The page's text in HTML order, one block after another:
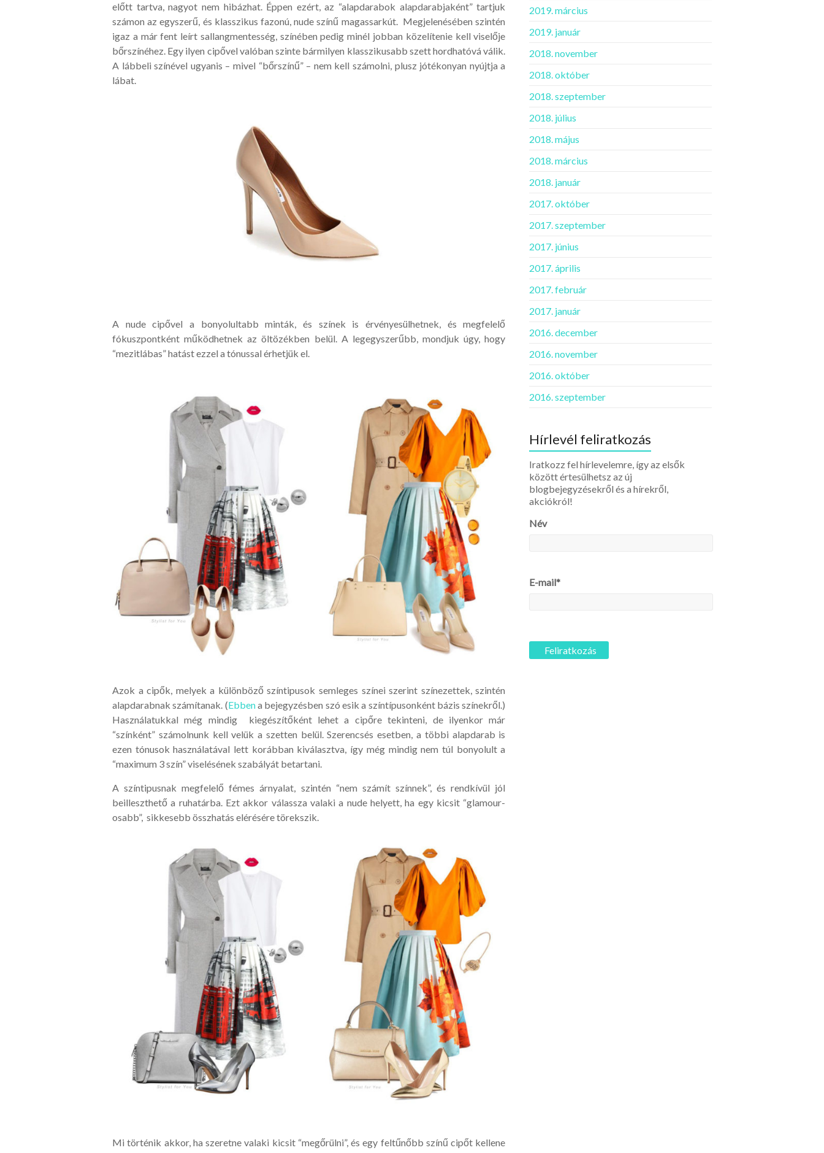
előtt tartva, nagyot nem hibázhat. Éppen ezért, az “alapdarabok alapdarabjaként” tartjuk
számon az egyszerű, és klasszikus fazonú, nude színű magassarkút. Megjelenésében szintén
igaz a már fent leírt sallangmentesség, színében pedig minél jobban közelítenie kell viselője
bőrszínéhez. Egy ilyen cipővel valóban szinte bármilyen klasszikusabb szett hordhatóvá válik.
A lábbeli színével ugyanis – mivel “bőrszínű” – nem kell számolni, plusz jótékonyan nyújtja a
lábat.
A nude cipővel a bonyolultabb minták, és színek is érvényesülhetnek, és megfelelő
fókuszpontként működhetnek az öltözékben belül. A legegyszerűbb, mondjuk úgy, hogy
“mezitlábas” hatást ezzel a tónussal érhetjük el.
Azok a cipők, melyek a különböző színtipusok semleges színei szerint színezettek, szintén
alapdarabnak számítanak. (Ebbena bejegyzésben szó esik a színtípusonként bázis színekről.)
Használatukkal még mindig kiegészítőként lehet a cipőre tekinteni, de ilyenkor már
“színként” számolnunk kell velük a szetten belül. Szerencsés esetben, a többi alapdarab is
ezen tónusok használatával lett korábban kiválasztva, így még mindig nem túl bonyolult a
“maximum 3 szín” viselésének szabályát betartani.
A színtipusnak megfelelő fémes árnyalat, szintén “nem számít színnek”, és rendkívül jól
beilleszthető a ruhatárba. Ezt akkor válassza valaki a nude helyett, ha egy kicsit “glamour-
osabb”, sikkesebb összhatás elérésére törekszik.
Mi történik akkor, ha szeretne valaki kicsit “megőrülni”, és egy feltűnőbb színű cipőt kellene
2019. március
2019. január
2018. november
2018. október
2018. szeptember
2018. július
2018. május
2018. március
2018. január
2017. október
2017. szeptember
2017. június
2017. április
2017. február
2017. január
2016. december
2016. november
2016. október
2016. szeptember
Hírlevél feliratkozás
Iratkozz fel hírlevelemre, így az elsők
között értesülhetsz az új
blogbejegyzésekről és a hírekről,
akciókról!
Név
E-mail*